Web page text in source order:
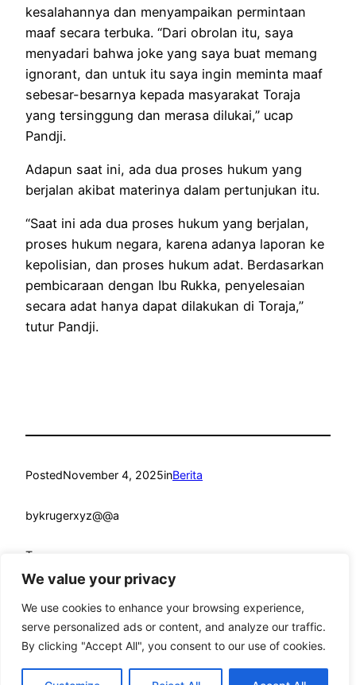
We value your privacy
We use cookies to enhance your browsing experience,
serve personalized ads or content, and analyze our traffic.
By clicking "Accept All", you consent to our use of cookies.
kesalahannya dan menyampaikan permintaan
maaf secara terbuka. “Dari obrolan itu, saya
menyadari bahwa joke yang saya buat memang
ignorant, dan untuk itu saya ingin meminta maaf
sebesar-besarnya kepada masyarakat Toraja
yang tersinggung dan merasa dilukai,” ucap
Pandji.
Adapun saat ini, ada dua proses hukum yang
berjalan akibat materinya dalam pertunjukan itu.
“Saat ini ada dua proses hukum yang berjalan,
proses hukum negara, karena adanya laporan ke
kepolisian, dan proses hukum adat. Berdasarkan
pembicaraan dengan Ibu Rukka, penyelesaian
secara adat hanya dapat dilakukan di Toraja,”
tutur Pandji.
PostedNovember 4, 2025inBerita
bykrugerxyz@@a
Tags:
mandmcoach.comProudly powered byWordPress